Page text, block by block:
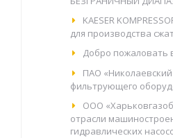
KAESER
для производства
Добро пожаловать
ПАО
фильтрующего
ООО
отрасли
гидравлических